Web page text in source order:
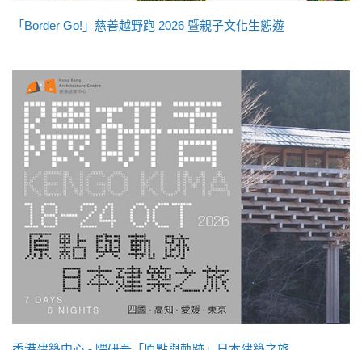
「Border Go!」慈善越野跑 2026 暨親子文化生態遊